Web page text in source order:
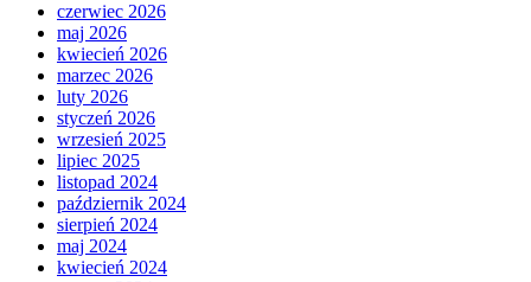
czerwiec 2026
maj 2026
kwiecień 2026
marzec 2026
luty 2026
styczeń 2026
wrzesień 2025
lipiec 2025
listopad 2024
październik 2024
sierpień 2024
maj 2024
kwiecień 2024